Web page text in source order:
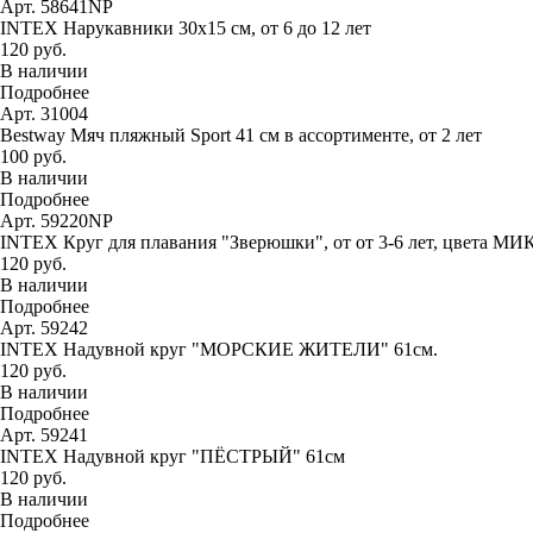
Арт. 58641NP
INTEX Нарукавники 30х15 см, от 6 до 12 лет
120 руб.
В наличии
Подробнее
Арт. 31004
Bestway Мяч пляжный Sport 41 см в ассортименте, от 2 лет
100 руб.
В наличии
Подробнее
Арт. 59220NP
INTEX Круг для плавания "Зверюшки", от от 3-6 лет, цвета
120 руб.
В наличии
Подробнее
Арт. 59242
INTEX Надувной круг "МОРСКИЕ ЖИТЕЛИ" 61см.
120 руб.
В наличии
Подробнее
Арт. 59241
INTEX Надувной круг "ПЁСТРЫЙ" 61см
120 руб.
В наличии
Подробнее